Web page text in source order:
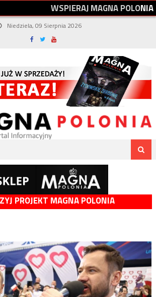
WSPIERAJMAGNAPOLONIA
Niedziela, 09 Sierpnia 2026
PROJEKT MAGNA POLONIA